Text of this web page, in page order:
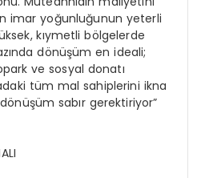
imar yoğunluğunun yeterli
kıymetli bölgelerde
dönüşüm en ideali;
ve sosyal donatı
tüm mal sahiplerini ikna
sabır gerektiriyor”